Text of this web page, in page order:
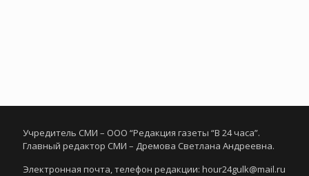
Учредитель СМИ – ООО “Редакция газеты “В 24 часа”.
Главный редактор СМИ – Дремова Светлана Андреевна.
Электронная почта, телефон редакции: hour24gulk@mail.ru